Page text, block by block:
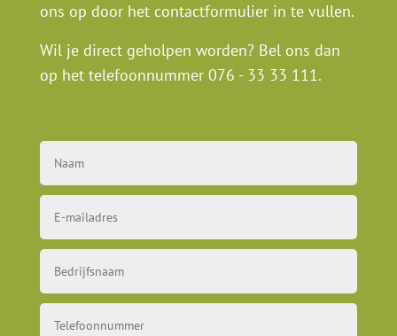
ons op door het contactformulier in te vullen.
Wil je direct geholpen worden? Bel ons dan
op het telefoonnummer 076 - 33 33 111.